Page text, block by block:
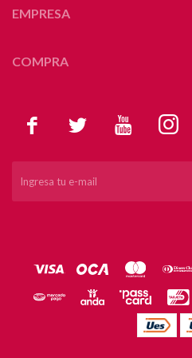
   
EMPRESA
COMPRA